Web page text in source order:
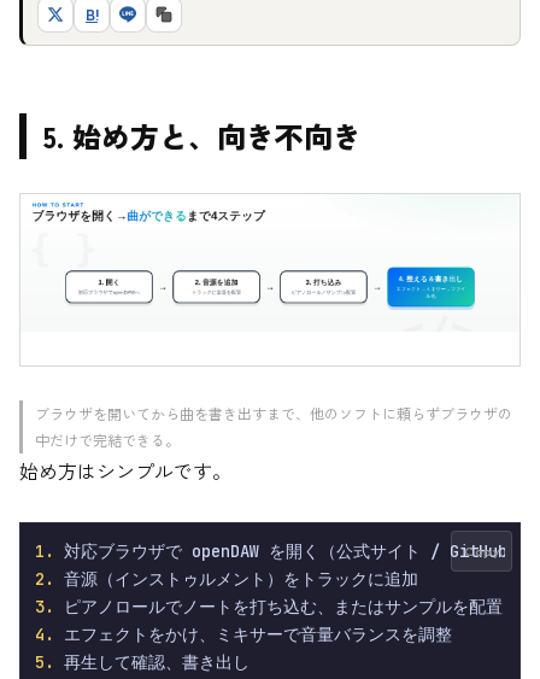
B!
5. 始め方と、向き不向き
ブラウザを開いてから曲を書き出すまで、他のソフトに頼らずブラウザの
中だけで完結できる。
始め方はシンプルです。
1.
2.
3.
4.
5.
Copy